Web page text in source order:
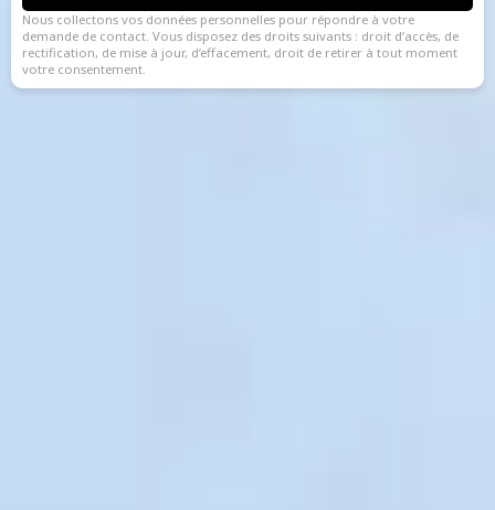
Nous collectons vos données personnelles pour répondre à votre
demande de contact. Vous disposez des droits suivants : droit d’accès, de
rectification, de mise à jour, d’effacement, droit de retirer à tout moment
votre consentement.